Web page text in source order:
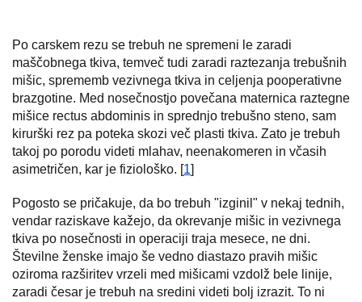
Po carskem rezu se trebuh ne spremeni le zaradi
maščobnega tkiva, temveč tudi zaradi raztezanja trebušnih
mišic, sprememb vezivnega tkiva in celjenja pooperativne
brazgotine. Med nosečnostjo povečana maternica raztegne
mišice rectus abdominis in sprednjo trebušno steno, sam
kirurški rez pa poteka skozi več plasti tkiva. Zato je trebuh
takoj po porodu videti mlahav, neenakomeren in včasih
asimetričen, kar je fiziološko. [1]
Pogosto se pričakuje, da bo trebuh "izginil" v nekaj tednih,
vendar raziskave kažejo, da okrevanje mišic in vezivnega
tkiva po nosečnosti in operaciji traja mesece, ne dni.
Številne ženske imajo še vedno diastazo pravih mišic
oziroma razširitev vrzeli med mišicami vzdolž bele linije,
zaradi česar je trebuh na sredini videti bolj izrazit. To ni